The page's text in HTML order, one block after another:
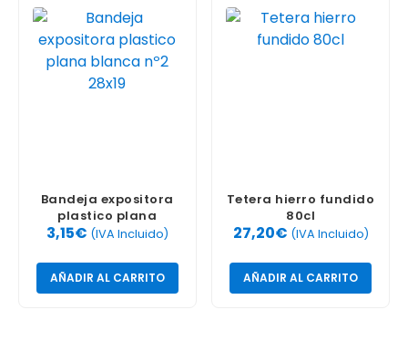
Bandeja expositora
plastico plana
blanca nº2 28×19
3,15€ (IVA Incluido)
AÑADIR AL CARRITO
Tetera hierro fundido
80cl
27,20€ (IVA Incluido)
AÑADIR AL CARRITO